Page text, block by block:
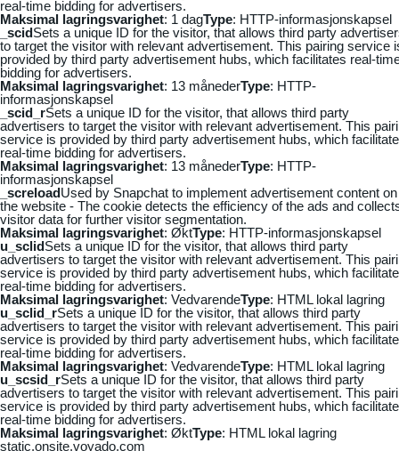
real-time bidding for advertisers.
Maksimal lagringsvarighet: 1 dagType: HTTP-informasjonskapsel
_scidSets a unique ID for the visitor, that allows third party
to target the visitor with relevant advertisement. This pairing service
provided by third party advertisement hubs, which facilitates real-
bidding for advertisers.
Maksimal lagringsvarighet: 13 månederType: HTTP-
informasjonskapsel
_scid_rSets a unique ID for the visitor, that allows third party
advertisers to target the visitor with relevant advertisement. This
service is provided by third party advertisement hubs, which
real-time bidding for advertisers.
Maksimal lagringsvarighet: 13 månederType: HTTP-
informasjonskapsel
_screloadUsed by Snapchat to implement advertisement content on
the website - The cookie detects the efficiency of the ads and
visitor data for further visitor segmentation.
Maksimal lagringsvarighet: ØktType: HTTP-informasjonskapsel
u_sclidSets a unique ID for the visitor, that allows third party
advertisers to target the visitor with relevant advertisement. This
service is provided by third party advertisement hubs, which
real-time bidding for advertisers.
Maksimal lagringsvarighet: VedvarendeType: HTML lokal lagring
u_sclid_rSets a unique ID for the visitor, that allows third party
advertisers to target the visitor with relevant advertisement. This
service is provided by third party advertisement hubs, which
real-time bidding for advertisers.
Maksimal lagringsvarighet: VedvarendeType: HTML lokal lagring
u_scsid_rSets a unique ID for the visitor, that allows third party
advertisers to target the visitor with relevant advertisement. This
service is provided by third party advertisement hubs, which
real-time bidding for advertisers.
Maksimal lagringsvarighet: ØktType: HTML lokal lagring
static.onsite.voyado.com